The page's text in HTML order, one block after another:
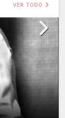
VER TODO